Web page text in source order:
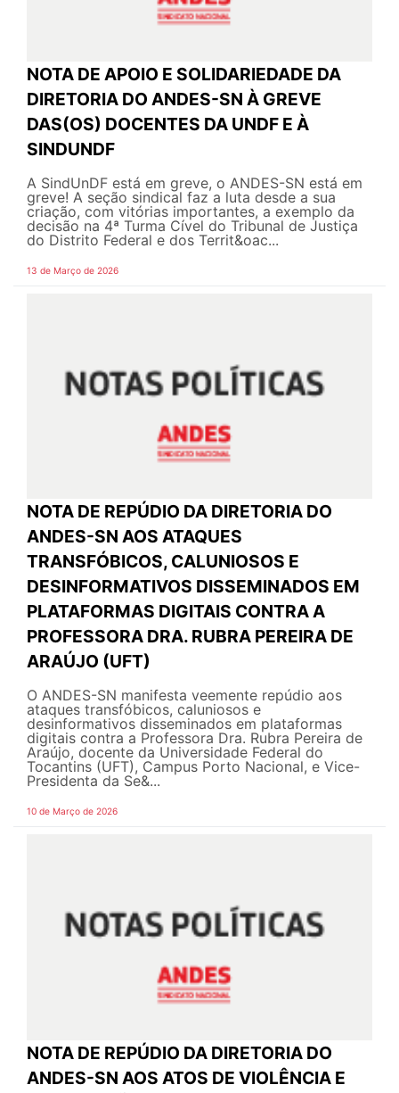
NOTA DE APOIO E SOLIDARIEDADE DA
DIRETORIA DO ANDES-SN À GREVE
DAS(OS) DOCENTES DA UNDF E À
SINDUNDF
A SindUnDF está em greve, o ANDES-SN está em
greve! A seção sindical faz a luta desde a sua
criação, com vitórias importantes, a exemplo da
decisão na 4ª Turma Cível do Tribunal de Justiça
do Distrito Federal e dos Territ&oac...
13 de Março de 2026
NOTA DE REPÚDIO DA DIRETORIA DO
ANDES-SN AOS ATAQUES
TRANSFÓBICOS, CALUNIOSOS E
DESINFORMATIVOS DISSEMINADOS EM
PLATAFORMAS DIGITAIS CONTRA A
PROFESSORA DRA. RUBRA PEREIRA DE
ARAÚJO (UFT)
O ANDES-SN manifesta veemente repúdio aos
ataques transfóbicos, caluniosos e
desinformativos disseminados em plataformas
digitais contra a Professora Dra. Rubra Pereira de
Araújo, docente da Universidade Federal do
Tocantins (UFT), Campus Porto Nacional, e Vice-
Presidenta da Se&...
10 de Março de 2026
NOTA DE REPÚDIO DA DIRETORIA DO
ANDES-SN AOS ATOS DE VIOLÊNCIA E